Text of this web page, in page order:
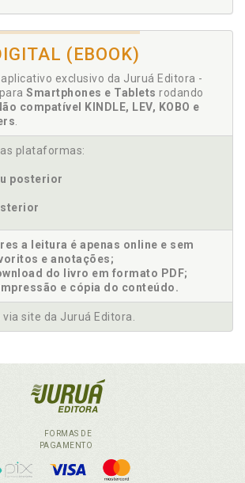
(EBOOK)
exclusivo da Juruá Editora -
Smartphones e Tablets rodando
compatível KINDLE, LEV, KOBO e
plataformas:
posterior
a leitura é apenas online e sem
e anotações;
do livro em formato PDF;
e cópia do conteúdo.
site da Juruá Editora.
FORMAS DE
PAGAMENTO